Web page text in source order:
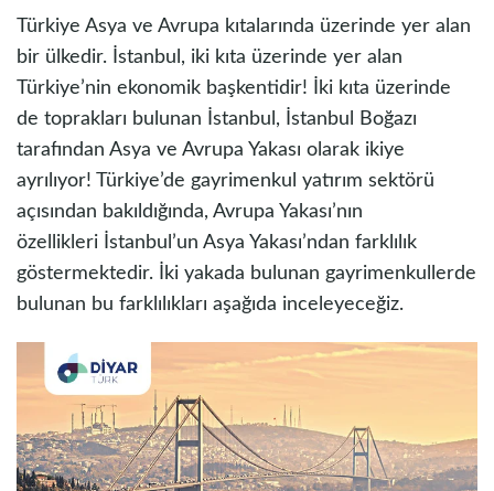
Türkiye Asya ve Avrupa kıtalarında üzerinde yer alan
bir ülkedir. İstanbul, iki kıta üzerinde yer alan
Türkiye’nin ekonomik başkentidir! İki kıta üzerinde
de toprakları bulunan İstanbul, İstanbul Boğazı
tarafından Asya ve Avrupa Yakası olarak ikiye
ayrılıyor! Türkiye’de gayrimenkul yatırım sektörü
açısından bakıldığında, Avrupa Yakası’nın
özellikleri İstanbul’un Asya Yakası’ndan farklılık
göstermektedir. İki yakada bulunan gayrimenkullerde
bulunan bu farklılıkları aşağıda inceleyeceğiz.